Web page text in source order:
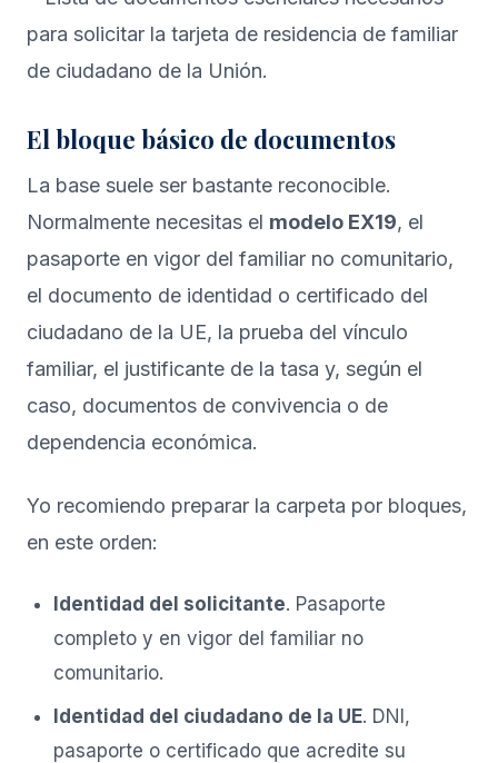
El bloque básico de documentos
La base suele ser bastante reconocible.
Normalmente necesitas el modelo EX19, el
pasaporte en vigor del familiar no comunitario,
el documento de identidad o certificado del
ciudadano de la UE, la prueba del vínculo
familiar, el justificante de la tasa y, según el
caso, documentos de convivencia o de
dependencia económica.
Yo recomiendo preparar la carpeta por bloques,
en este orden:
Identidad del solicitante. Pasaporte
completo y en vigor del familiar no
comunitario.
Identidad del ciudadano de la UE. DNI,
pasaporte o certificado que acredite su